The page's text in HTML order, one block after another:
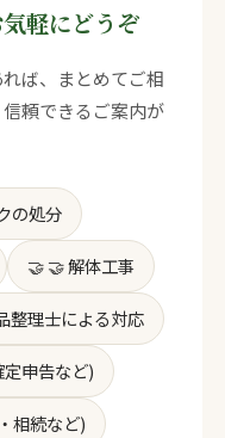
軽にどうぞ
ば、まとめてご相
頼できるご案内が
の処分
🤝 解体工事
整理士による対応
申告など)
相続など)